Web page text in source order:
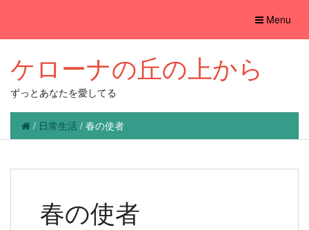
Toggle
Menu
ケローナの丘の上から
ずっとあなたを愛してる
/ 日常生活 / 春の使者
春の使者